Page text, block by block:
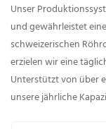
Unser
und gewährleistet
schweizerischen
erzielen wir eine
Unterstützt von über
unsere jährliche